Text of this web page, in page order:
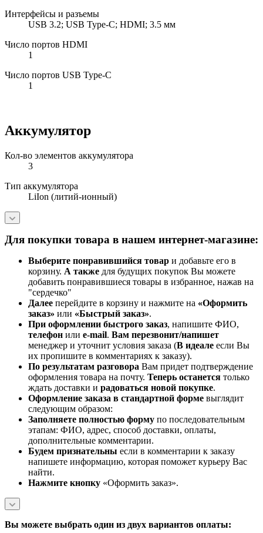
Интерфейсы и разъемы
USB 3.2; USB Type-C; HDMI; 3.5 мм
Число портов HDMI
1
Число портов USB Type-C
1
Аккумулятор
Кол-во элементов аккумулятора
3
Тип аккумулятора
LiIon (литий-ионный)
Для покупки товара в нашем интернет-магазине:
Выберите понравившийся товар и добавьте его в
корзину. А также для будущих покупок Вы можете
добавить понравившиеся товары в избранное, нажав на
"сердечко"
Далее перейдите в корзину и нажмите на «Оформить
заказ» или «Быстрый заказ».
При оформлении быстрого заказ, напишите ФИО,
телефон или e-mail. Вам перезвонит/напишет
менеджер и уточнит условия заказа (В идеале если Вы
их пропишите в комментариях к заказу).
По результатам разговора Вам придет подтверждение
оформления товара на почту. Теперь останется только
ждать доставки и радоваться новой покупке.
Оформление заказа в стандартной форме выглядит
следующим образом:
Заполняете полностью форму по последовательным
этапам: ФИО, адрес, способ доставки, оплаты,
дополнительные комментарии.
Будем признательны если в комментарии к заказу
напишете информацию, которая поможет курьеру Вас
найти.
Нажмите кнопку «Оформить заказ».
Вы можете выбрать один из двух вариантов оплаты: